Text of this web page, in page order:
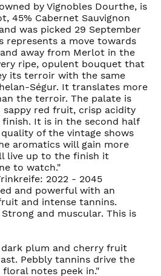
by Vignobles Dourthe, is
45% Cabernet Sauvignon
was picked 29 September
represents a move towards
away from Merlot in the
ripe, opulent bouquet that
its terroir with the same
Ségur. It translates more
the terroir. The palate is
red fruit, crisp acidity
It is in the second half
of the vintage shows
aromatics will gain more
live up to the finish it
to watch."
2022 - 2045
and powerful with an
and intense tannins.
and muscular. This is
plum and cherry fruit
Pebbly tannins drive the
notes peek in."